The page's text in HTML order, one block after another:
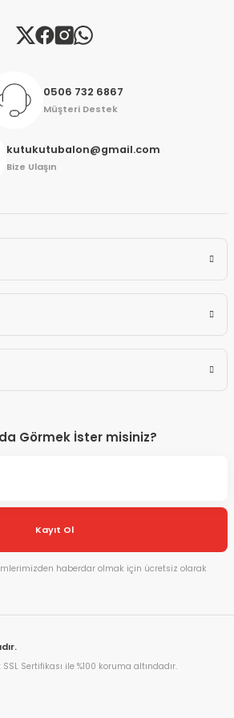
Gönder
0506 732 6867
Müşteri Destek
kutukutubalon@gmail.com
Bize Ulaşın
Görmek İster misiniz?
Kayıt Ol
haberdar olmak için ücretsiz olarak
Sertifikası ile %100 koruma altındadır.